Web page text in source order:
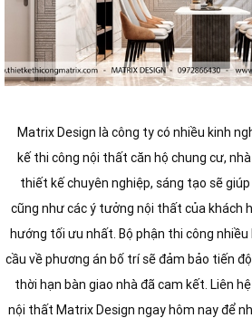
Matrix Design là công ty có nhiều kinh
kế thi công nội thất căn hộ chung cư,
thiết kế chuyên nghiệp, sáng tạo sẽ
cũng như các ý tưởng nội thất của khách
hướng tối ưu nhất. Bộ phận thi công nhiều
cầu về phương án bố trí sẽ đảm bảo tiến
thời hạn bàn giao nhà đã cam kết. Liên
nội thất Matrix Design ngay hôm nay để